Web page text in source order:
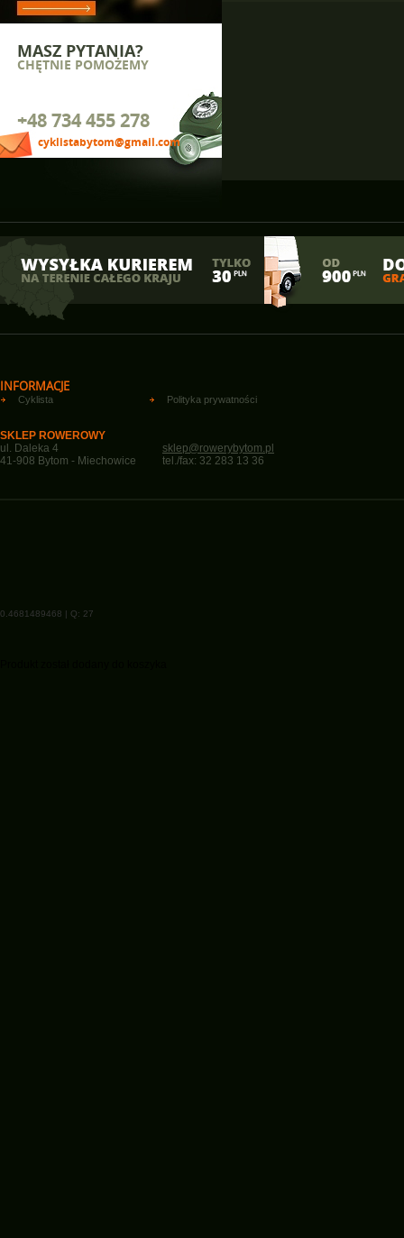
MASZ PYTANIA?
CHĘTNIE POMOŻEMY
+48 734 455 278
cyklistabytom@gmail.com
INFORMACJE
Cyklista Polityka prywatności
SKLEP ROWEROWY
ul. Daleka 4
41-908 Bytom - Miechowice
sklep@rowerybytom.pl
tel./fax: 32 283 13 36
0.4681489468 | Q: 27